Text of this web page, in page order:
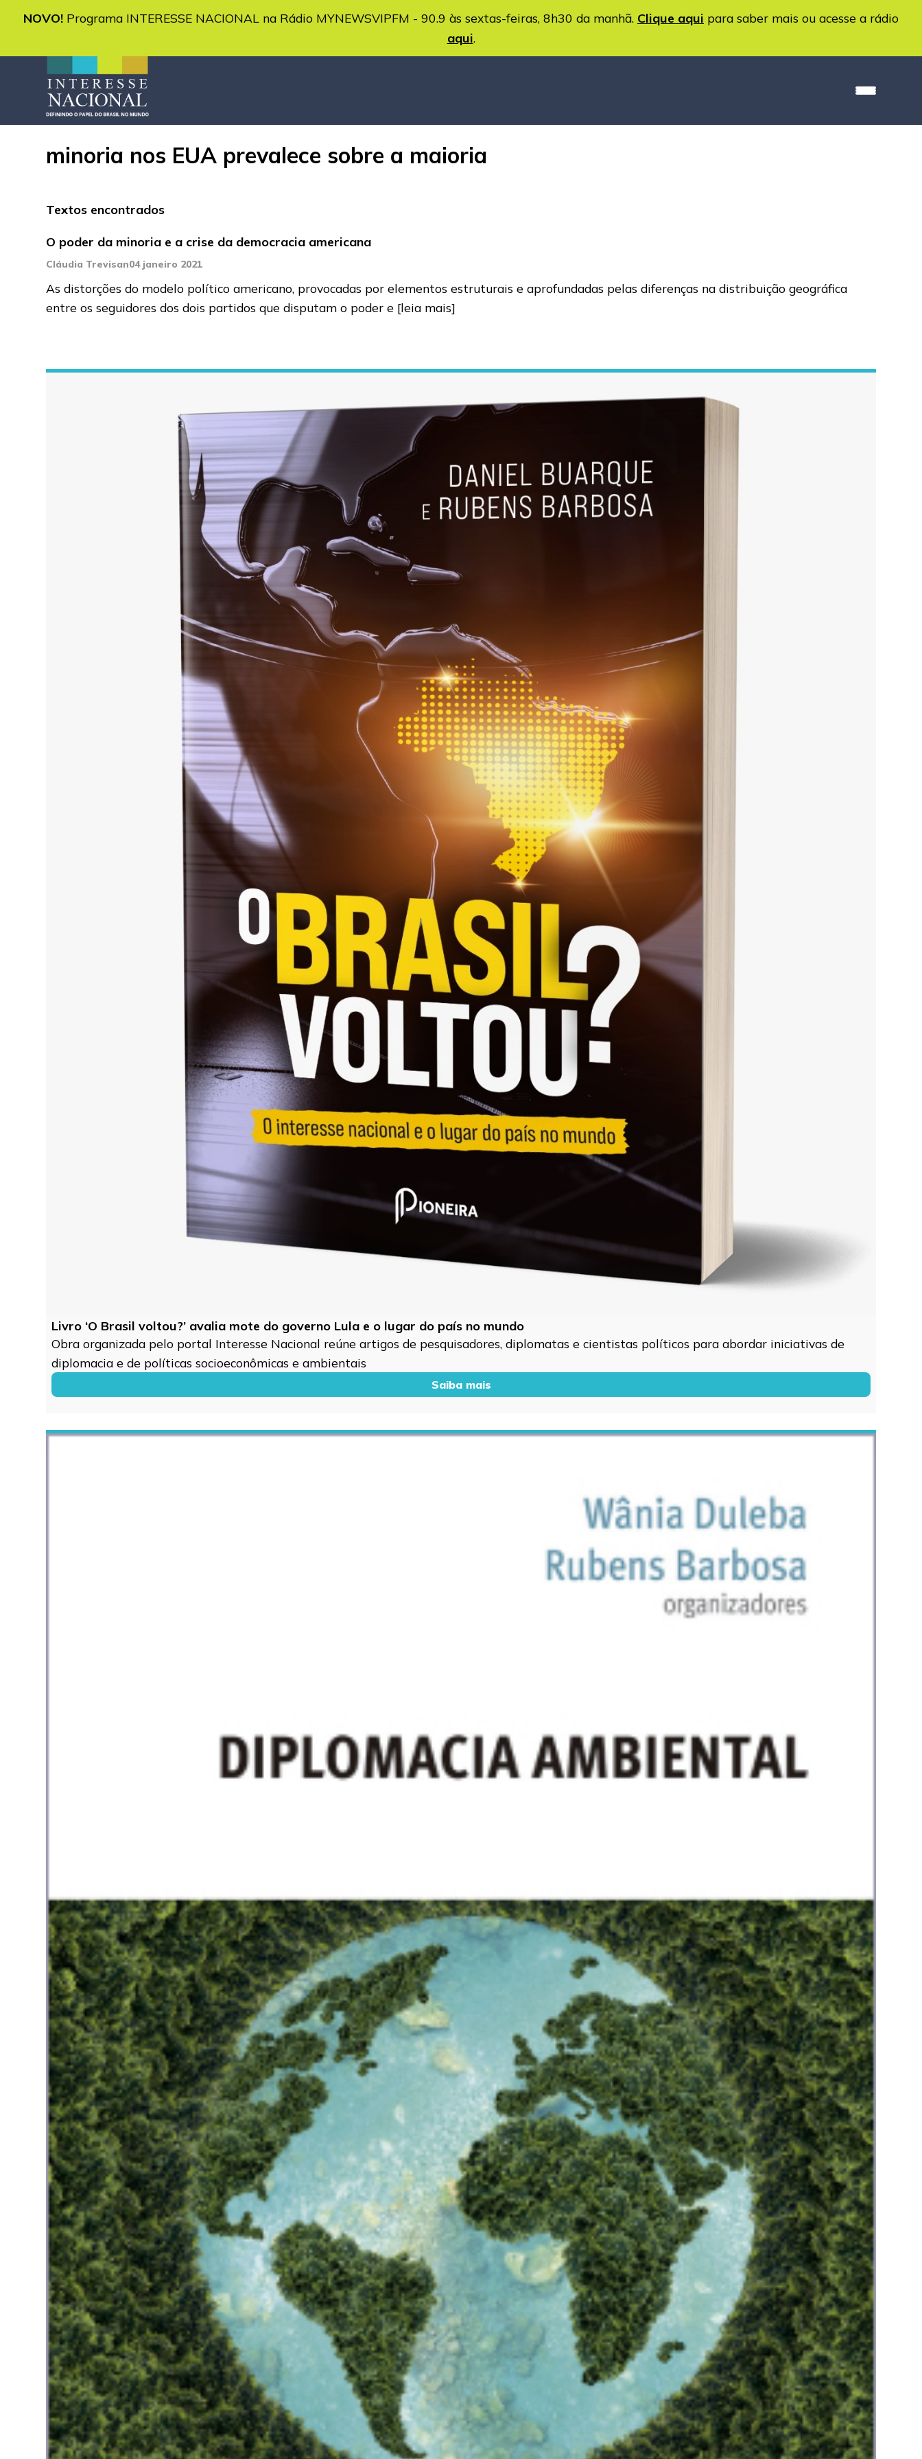
NOVO! Programa INTERESSE NACIONAL na Rádio MYNEWSVIPFM - 90.9 às sextas-feiras, 8h30 da manhã. Clique aqui para saber mais ou acesse a rádio
aqui.
minoria nos EUA prevalece sobre a maioria
Textos encontrados
O poder da minoria e a crise da democracia americana
Cláudia Trevisan04 janeiro 2021
As distorções do modelo político americano, provocadas por elementos estruturais e aprofundadas pelas diferenças na distribuição geográfica
entre os seguidores dos dois partidos que disputam o poder e [leia mais]
Livro ‘O Brasil voltou?’ avalia mote do governo Lula e o lugar do país no mundo
Obra organizada pelo portal Interesse Nacional reúne artigos de pesquisadores, diplomatas e cientistas políticos para abordar iniciativas de
diplomacia e de políticas socioeconômicas e ambientais
Saiba mais